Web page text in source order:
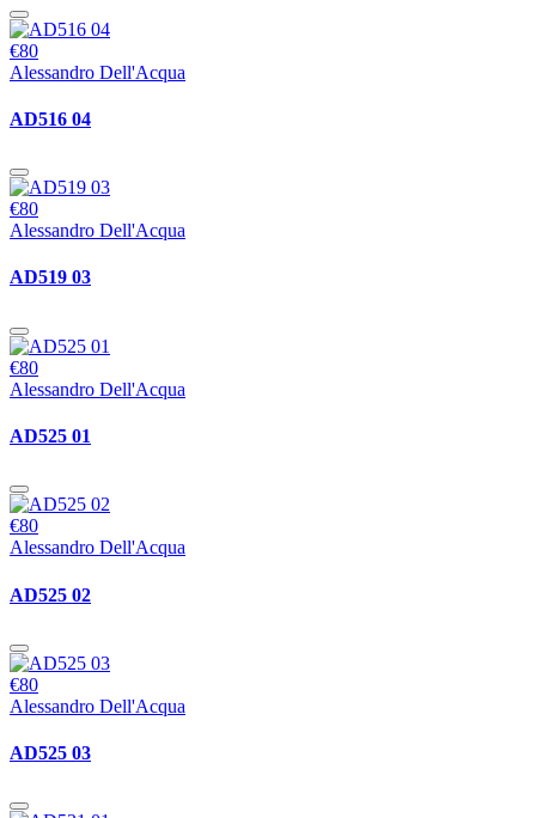
€80
Alessandro Dell'Acqua
AD516 04
€80
Alessandro Dell'Acqua
AD519 03
€80
Alessandro Dell'Acqua
AD525 01
€80
Alessandro Dell'Acqua
AD525 02
€80
Alessandro Dell'Acqua
AD525 03